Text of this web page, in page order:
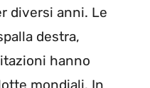
diversi anni. Le
destra,
hanno